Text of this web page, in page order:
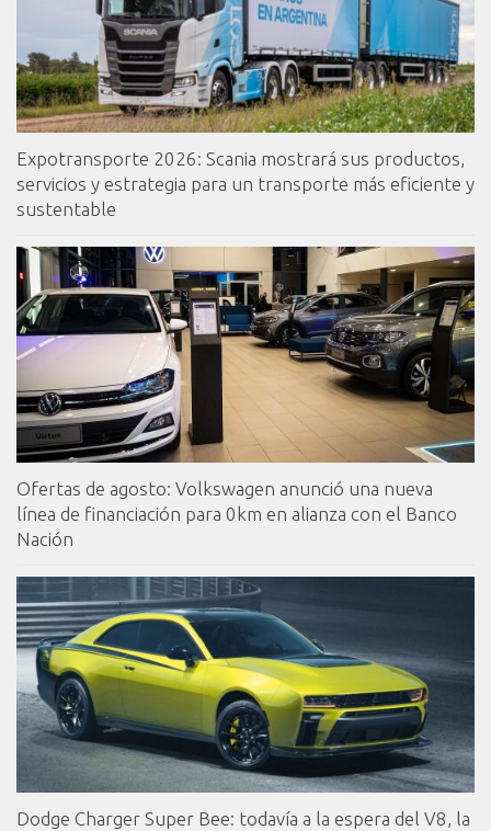
Expotransporte 2026: Scania mostrará sus productos,
servicios y estrategia para un transporte más eficiente y
sustentable
Ofertas de agosto: Volkswagen anunció una nueva
línea de financiación para 0km en alianza con el Banco
Nación
Dodge Charger Super Bee: todavía a la espera del V8, la